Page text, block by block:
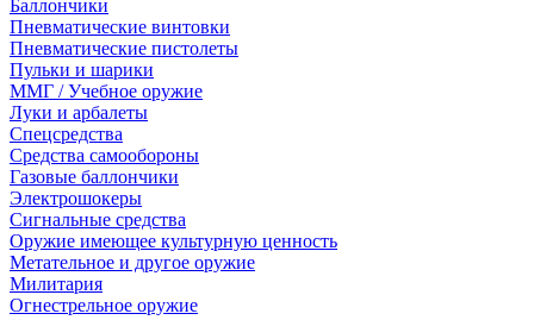
Баллончики
Пневматические винтовки
Пневматические пистолеты
Пульки и шарики
ММГ / Учебное оружие
Луки и арбалеты
Спецсредства
Средства самообороны
Газовые баллончики
Электрошокеры
Сигнальные средства
Оружие имеющее культурную ценность
Метательное и другое оружие
Милитария
Огнестрельное оружие